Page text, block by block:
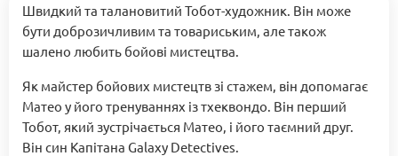
Швидкий та талановитий Тобот-художник. Він може
бути доброзичливим та товариським, але також
шалено любить бойові мистецтва.
Як майстер бойових мистецтв зі стажем, він допомагає
Матео у його тренуваннях із тхеквондо. Він перший
Тобот, який зустрічається Матео, і його таємний друг.
Він син Капітана Galaxy Detectives.